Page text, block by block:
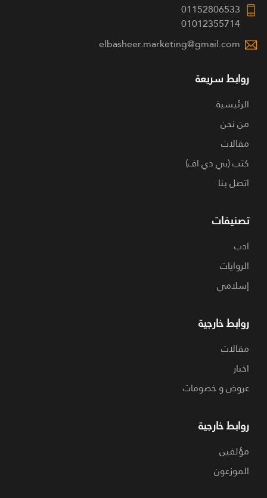
01152806533
01012355714
elbasheer.marketing@gmail.com
روابط سريعة
الرئيسية
من نحن
مقالات
كتب (بي دي اف)
اتصل بنا
تصنيفات
ادب
الروايات
إسلامي
روابط خارجية
مقالات
اخبار
عروض و خصومات
روابط خارجية
مؤلفين
الموزعون